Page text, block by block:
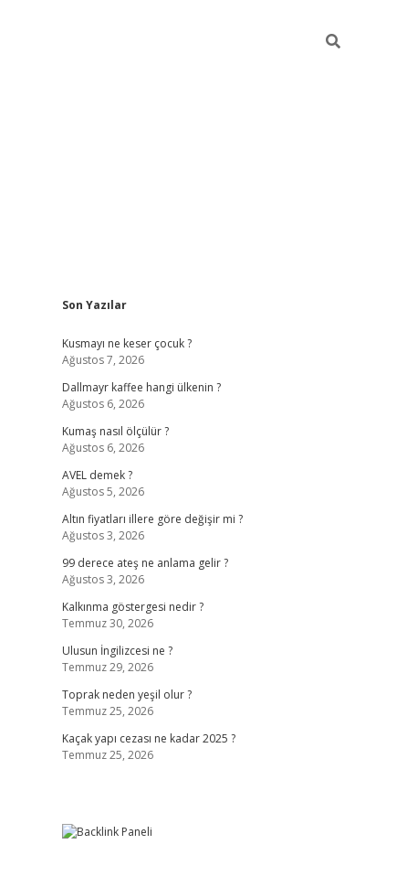
Sidebar
Son Yazılar
Kusmayı ne keser çocuk ?
Ağustos 7, 2026
Dallmayr kaffee hangi ülkenin ?
Ağustos 6, 2026
Kumaş nasıl ölçülür ?
Ağustos 6, 2026
AVEL demek ?
Ağustos 5, 2026
Altın fiyatları illere göre değişir mi ?
Ağustos 3, 2026
99 derece ateş ne anlama gelir ?
Ağustos 3, 2026
Kalkınma göstergesi nedir ?
Temmuz 30, 2026
Ulusun İngilizcesi ne ?
Temmuz 29, 2026
Toprak neden yeşil olur ?
Temmuz 25, 2026
Kaçak yapı cezası ne kadar 2025 ?
Temmuz 25, 2026